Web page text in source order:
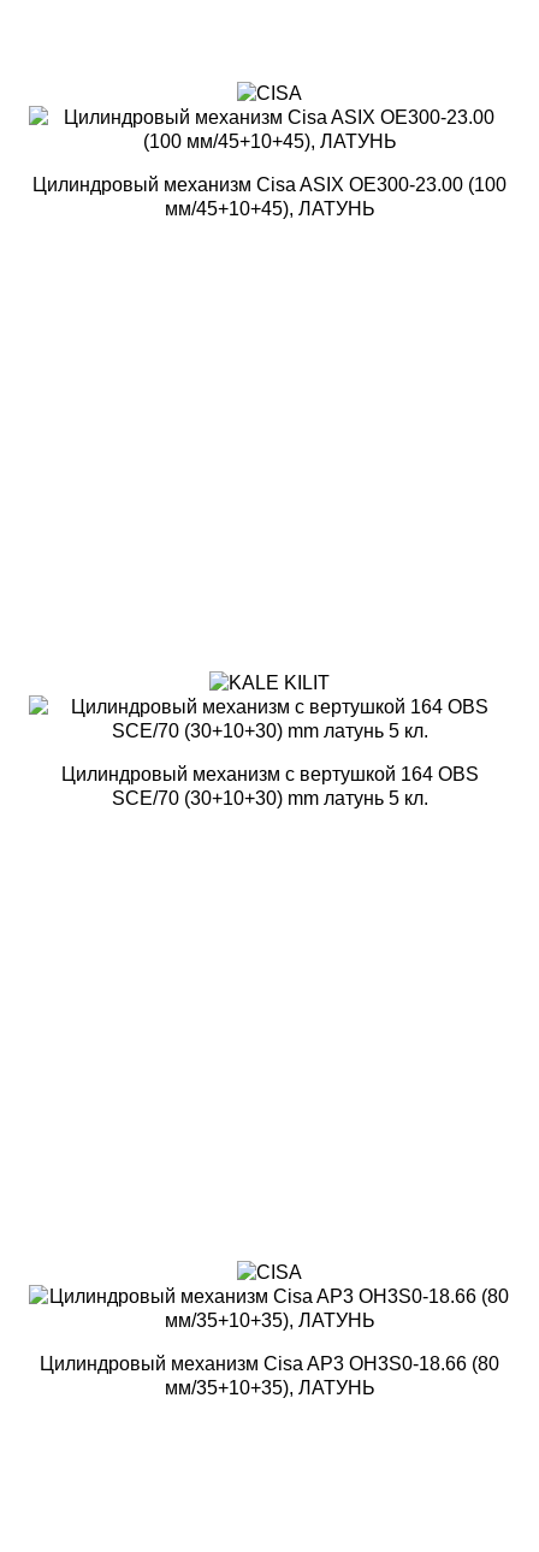
Цилиндровый механизм Cisa ASIX OE300-23.00 (100
мм/45+10+45), ЛАТУНЬ
Цилиндровый механизм с вертушкой 164 OBS
SCE/70 (30+10+30) mm латунь 5 кл.
Цилиндровый механизм Cisa AP3 OH3S0-18.66 (80
мм/35+10+35), ЛАТУНЬ